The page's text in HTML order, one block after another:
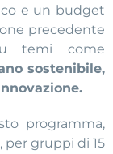
e un budget
precedente
temi come
sostenibile,
programma,
per gruppi di 15